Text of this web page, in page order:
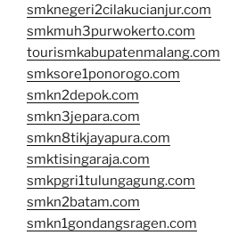
smknegeri2cilakucianjur.com
smkmuh3purwokerto.com
tourismkabupatenmalang.com
smksore1ponorogo.com
smkn2depok.com
smkn3jepara.com
smkn8tikjayapura.com
smktisingaraja.com
smkpgri1tulungagung.com
smkn2batam.com
smkn1gondangsragen.com